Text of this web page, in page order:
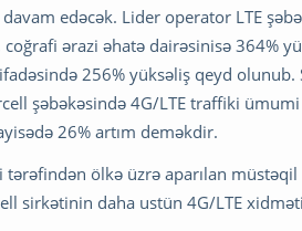
edəcək. Lider operator LTE
ərazi əhatə dairəsinisə 364%
256% yüksəliş qeyd
şəbəkəsində 4G/LTE traffiki
26% artım deməkdir.
tərəfindən ölkə üzrə aparılan
sirkətinin daha ustün 4G/LTE